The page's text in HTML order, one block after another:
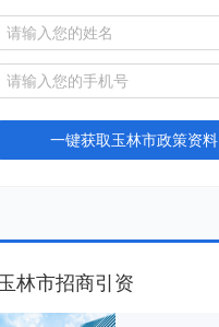
一键获取玉林市政策资料
林市招商引资